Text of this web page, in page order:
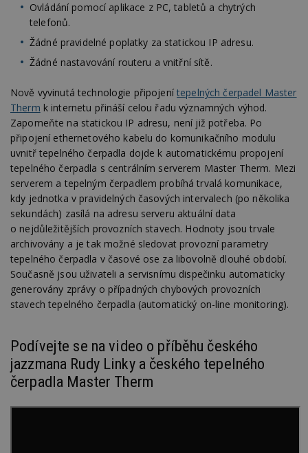
Ovládání pomocí aplikace z PC, tabletů a chytrých
telefonů.
Žádné pravidelné poplatky za statickou IP adresu.
Žádné nastavování routeru a vnitřní sítě.
Nově vyvinutá technologie připojenítepelných čerpadel Master
Therm k internetu přináší celou řadu významných výhod.
Zapomeňte na statickou IP adresu, není již potřeba. Po
připojení ethernetového kabelu do komunikačního modulu
uvnitř tepelného čerpadla dojde k automatickému propojení
tepelného čerpadla s centrálním serverem Master Therm. Mezi
serverem a tepelným čerpadlem probíhá trvalá komunikace,
kdy jednotka v pravidelných časových intervalech (po několika
sekundách) zasílá na adresu serveru aktuální data
o nejdůležitějších provozních stavech. Hodnoty jsou trvale
archivovány a je tak možné sledovat provozní parametry
tepelného čerpadla v časové ose za libovolně dlouhé období.
Současně jsou uživateli a servisnímu dispečinku automaticky
generovány zprávy o případných chybových provozních
stavech tepelného čerpadla (automatický on-line monitoring).
Podívejte se na video o příběhu českého
jazzmana Rudy Linky a českého tepelného
čerpadla Master Therm